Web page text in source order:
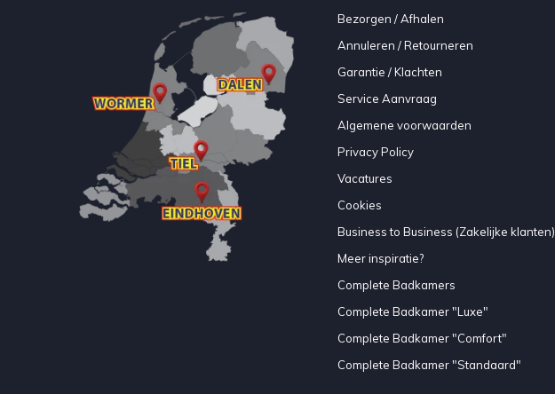
Bezorgen / Afhalen
Annuleren / Retourneren
Garantie / Klachten
Service Aanvraag
Algemene voorwaarden
Privacy Policy
Vacatures
Cookies
Business to Business (Zakelijke klanten)
Meer inspiratie?
Complete Badkamers
Complete Badkamer "Luxe"
Complete Badkamer "Comfort"
Complete Badkamer "Standaard"